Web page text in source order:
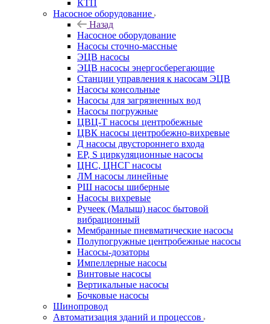
КТП
Насосное оборудование
Назад
Насосное оборудование
Насосы сточно-массные
ЭЦВ насосы
ЭЦВ насосы энергосберегающие
Станции управления к насосам ЭЦВ
Насосы консольные
Насосы для загрязненных вод
Насосы погружные
ЦВЦ-Т насосы центробежные
ЦВК насосы центробежно-вихревые
Д насосы двустороннего входа
EP, S циркуляционные насосы
ЦНС, ЦНСГ насосы
ЛМ насосы линейные
РШ насосы шиберные
Насосы вихревые
Ручеек (Малыш) насос бытовой
вибрационный
Мембранные пневматические насосы
Полупогружные центробежные насосы
Насосы-дозаторы
Импеллерные насосы
Винтовые насосы
Вертикальные насосы
Бочковые насосы
Шинопровод
Автоматизация зданий и процессов